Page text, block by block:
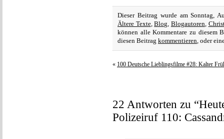
Dieser Beitrag wurde am Sonntag,
Ältere Texte,Blog, Blogautoren,
können alle Kommentare zu diesem
diesen Beitrag kommentieren, oder
« 100 Deutsche Lieblingsfilme #28: Kalter
22 Antworten zu
Polizeiruf 110: